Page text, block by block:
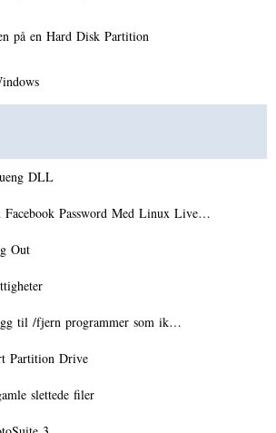
på en Hard Disk Partition
DLL
Facebook Password Med Linux Live…
Out
til /fjern programmer som ik…
Partition Drive
slettede filer